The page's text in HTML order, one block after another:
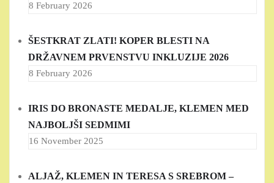
8 February 2026
ŠESTKRAT ZLATI! KOPER BLESTI NA
DRŽAVNEM PRVENSTVU INKLUZIJE 2026
8 February 2026
IRIS DO BRONASTE MEDALJE, KLEMEN MED
NAJBOLJŠI SEDMIMI
16 November 2025
ALJAŽ, KLEMEN IN TERESA S SREBROM –